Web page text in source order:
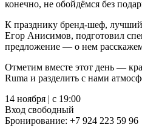
конечно, не обойдёмся без
К празднику бренд-шеф,
Егор Анисимов, подготовил
предложение — о нем
Отметим вместе этот день —
Ruma и разделить с нами
14 ноября | с 19:00
Вход свободный
Бронирование: +7 924 223 59 96